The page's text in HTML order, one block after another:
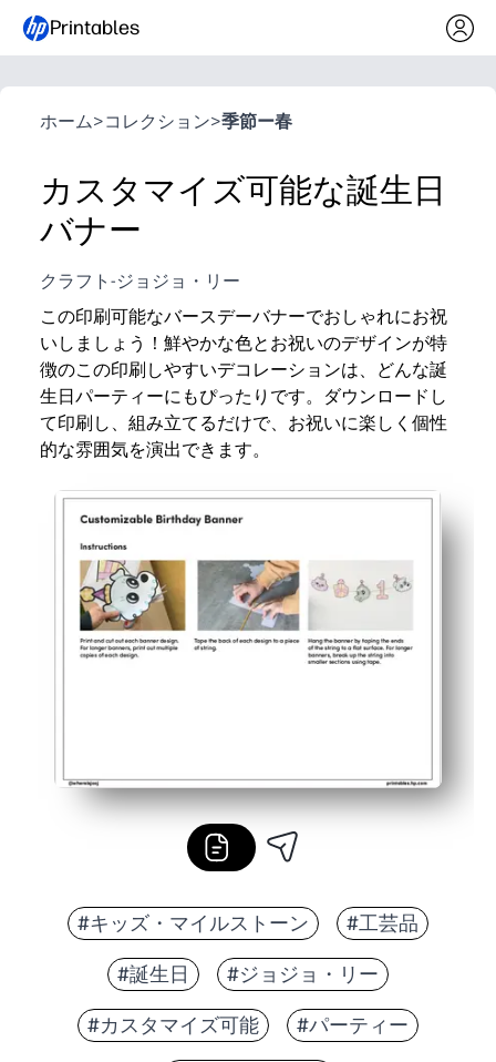
Printables
ホーム>コレクション>季節ー春
カスタマイズ可能な誕生日
バナー
クラフト-ジョジョ・リー
この印刷可能なバースデーバナーでおしゃれにお祝
いしましょう！鮮やかな色とお祝いのデザインが特
徴のこの印刷しやすいデコレーションは、どんな誕
生日パーティーにもぴったりです。ダウンロードし
て印刷し、組み立てるだけで、お祝いに楽しく個性
的な雰囲気を演出できます。
#キッズ・マイルストーン #工芸品
#誕生日 #ジョジョ・リー
#カスタマイズ可能 #パーティー